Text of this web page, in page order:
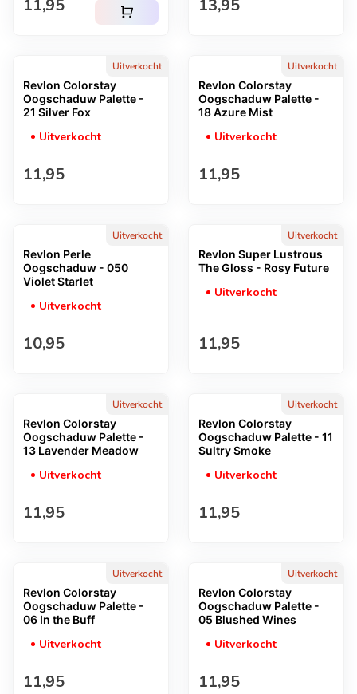
Normale prijs
11,95 shopping_cart Normale prijs
13,95
Uitverkocht
Revlon Colorstay
Oogschaduw Palette -
21 Silver Fox
Uitverkocht
Normale prijs
11,95
Uitverkocht
Revlon Colorstay
Oogschaduw Palette -
18 Azure Mist
Uitverkocht
Normale prijs
11,95
Uitverkocht
Revlon Perle
Oogschaduw - 050
Violet Starlet
Uitverkocht
Normale prijs
10,95
Uitverkocht
Revlon Super Lustrous
The Gloss - Rosy Future
Uitverkocht
Normale prijs
11,95
Uitverkocht
Revlon Colorstay
Oogschaduw Palette -
13 Lavender Meadow
Uitverkocht
Normale prijs
11,95
Uitverkocht
Revlon Colorstay
Oogschaduw Palette - 11
Sultry Smoke
Uitverkocht
Normale prijs
11,95
Uitverkocht
Revlon Colorstay
Oogschaduw Palette -
06 In the Buff
Uitverkocht
Normale prijs
11,95
Uitverkocht
Revlon Colorstay
Oogschaduw Palette -
05 Blushed Wines
Uitverkocht
Normale prijs
11,95